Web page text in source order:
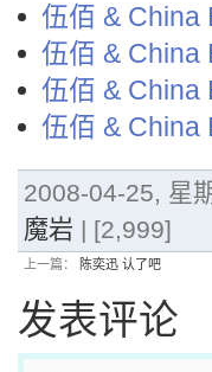
伍佰 & China
伍佰 & China
伍佰 & China
伍佰 & China
2008-04-25, 星
魔岩 | [2,999]
上一篇： 陈奕迅 认了吧
发表评论